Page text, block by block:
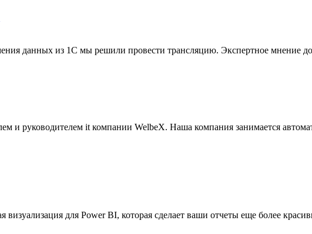
данных из 1С мы решили провести трансляцию. Экспертное мнение
и руководителем it компании WelbeX. Наша компания занимается
для Power BI, которая сделает ваши отчеты еще более